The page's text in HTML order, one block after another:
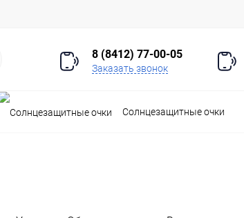
8 (8412) 77-00-05
Заказать звонок
Солнцезащитные очки